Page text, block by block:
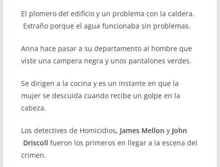
El plomero del edificio y un problema con la caldera.
Extraño porque el agua funcionaba sin problemas.
Anna hace pasar a su departamento al hombre que
viste una campera negra y unos pantalones verdes.
Se dirigen a la cocina y es un instante en que la
mujer se descuida cuando recibe un golpe en la
cabeza.
Los detectives de Homicidios, James Mellon yJohn
Driscoll fueron los primeros en llegar a la escena del
crimen.